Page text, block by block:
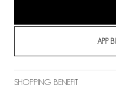
SHOPPING BENEFIT